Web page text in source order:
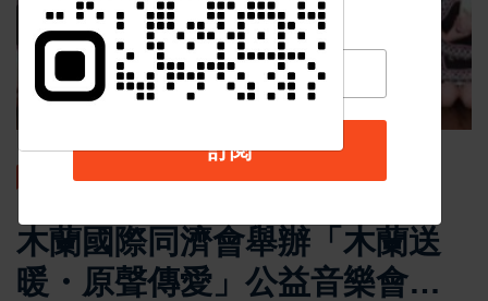
木蘭國際同濟會舉辦「木蘭送
暖・原聲傳愛」公益音樂會
訂閱